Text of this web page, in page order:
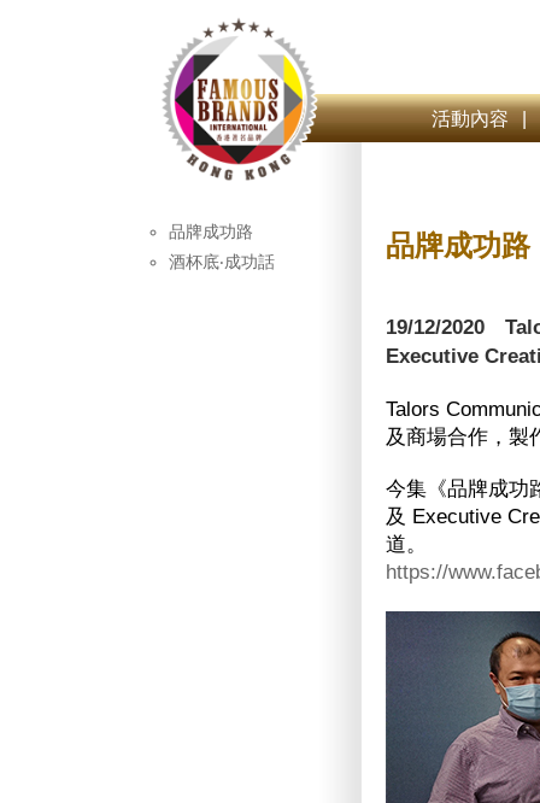
活動內容 |
品牌成功路
酒杯底‧成功話
品牌成功路
19/12/2020
Executive
Talors
及商場合作，製
今集《品牌成功
及 Executive
道。
https://